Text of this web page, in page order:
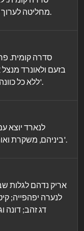
מחליטה לערוך לו מסיבת הפתעה מטורפת.כ' עב'. (שח).
סדרה קומית.
בזעם ולאונרד
ללא כל כוונה, עוזר לשניהם לממש את הפגישה. כ' עב'.
לנארד יוצא
ביניהם, משקרת ואומרת שיש לה תואר מקולג' קהילתי. כ' עב'.
אריק נדהם לגלות
לנערה יפהפייה;
דג זהב; דונה